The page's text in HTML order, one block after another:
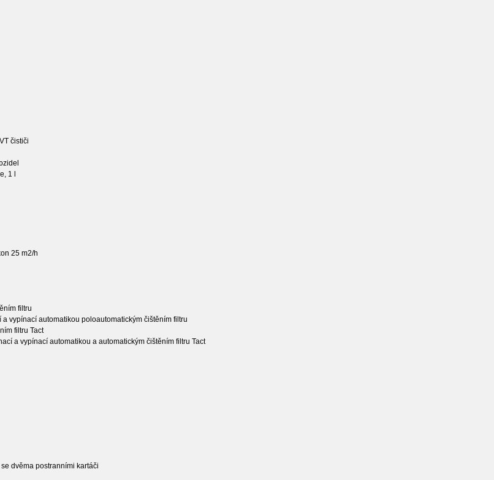
čističi
1 l
25 m2/h
filtru
vypínací automatikou poloautomatickým čištěním filtru
filtru Tact
a vypínací automatikou a automatickým čištěním filtru Tact
dvěma postranními kartáči